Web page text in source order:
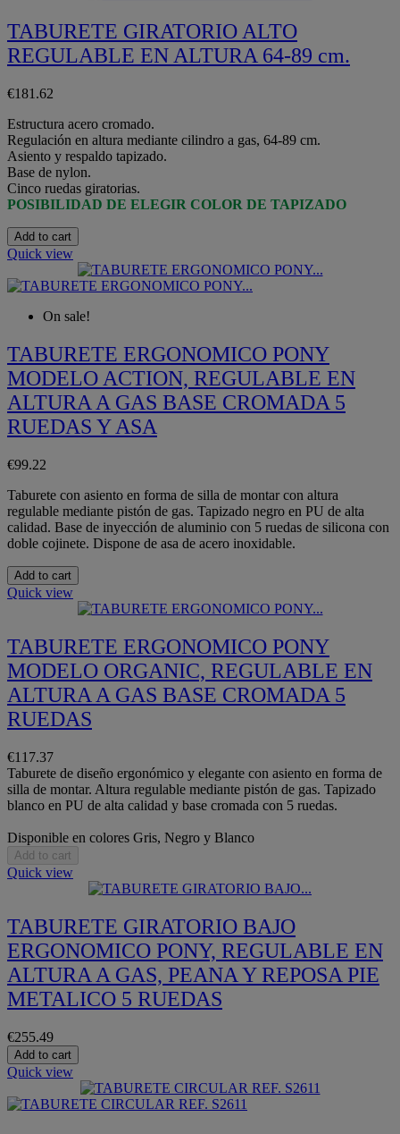
TABURETE GIRATORIO ALTO
REGULABLE EN ALTURA 64-89 cm.
€181.62
Estructura acero cromado.
Regulación en altura mediante cilindro a gas, 64-89 cm.
Asiento y respaldo tapizado.
Base de nylon.
Cinco ruedas giratorias.
POSIBILIDAD DE ELEGIR COLOR DE TAPIZADO
Add to cart
Quick view
On sale!
TABURETE ERGONOMICO PONY
MODELO ACTION, REGULABLE EN
ALTURA A GAS BASE CROMADA 5
RUEDAS Y ASA
€99.22
Taburete con asiento en forma de silla de montar con altura
regulable mediante pistón de gas. Tapizado negro en PU de alta
calidad. Base de inyección de aluminio con 5 ruedas de silicona con
doble cojinete. Dispone de asa de acero inoxidable.
Add to cart
Quick view
TABURETE ERGONOMICO PONY
MODELO ORGANIC, REGULABLE EN
ALTURA A GAS BASE CROMADA 5
RUEDAS
€117.37
Taburete de diseño ergonómico y elegante con asiento en forma de
silla de montar. Altura regulable mediante pistón de gas. Tapizado
blanco en PU de alta calidad y base cromada con 5 ruedas.
Disponible en colores Gris, Negro y Blanco
Add to cart
Quick view
TABURETE GIRATORIO BAJO
ERGONOMICO PONY, REGULABLE EN
ALTURA A GAS, PEANA Y REPOSA PIE
METALICO 5 RUEDAS
€255.49
Add to cart
Quick view